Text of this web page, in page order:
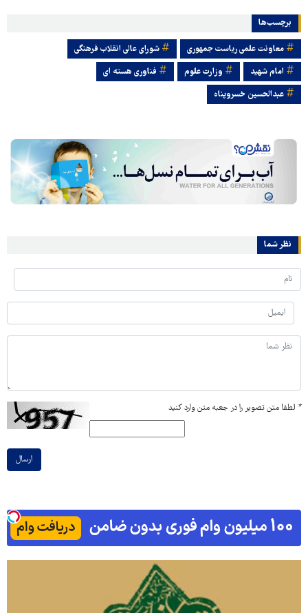
برچسب‌ها
معاونت علمی ریاست جمهوری
شورای عالی انقلاب فرهنگی
امام شهید
وزارت علوم
فناوری هسته ای
عبدالحسین خسروپناه
نظر شما
* لطفا متن تصویر را در جعبه متن وارد کنید
ارسال